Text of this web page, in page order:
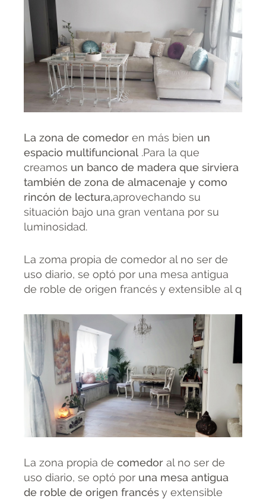
La zona de comedor en más bien un
espacio multifuncional .Para la que
creamos un banco de madera que sirviera
también de zona de almacenaje y como
rincón de lectura,aprovechando su
situación bajo una gran ventana por su
luminosidad.
La zoma propia de comedor al no ser de
uso diario, se optó por una mesa antigua
de roble de origen francés y extensible al q
La zona propia de comedor al no ser de
uso diario, se optó por una mesa antigua
de roble de origen francésy extensible